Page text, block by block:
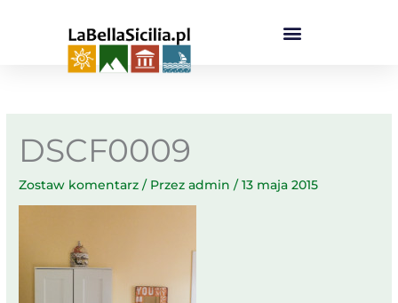
DSCF0009
Zostaw komentarz / Przezadmin/13 maja 2015